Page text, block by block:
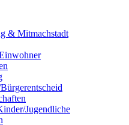
& Mitmachstadt
Jugendliche